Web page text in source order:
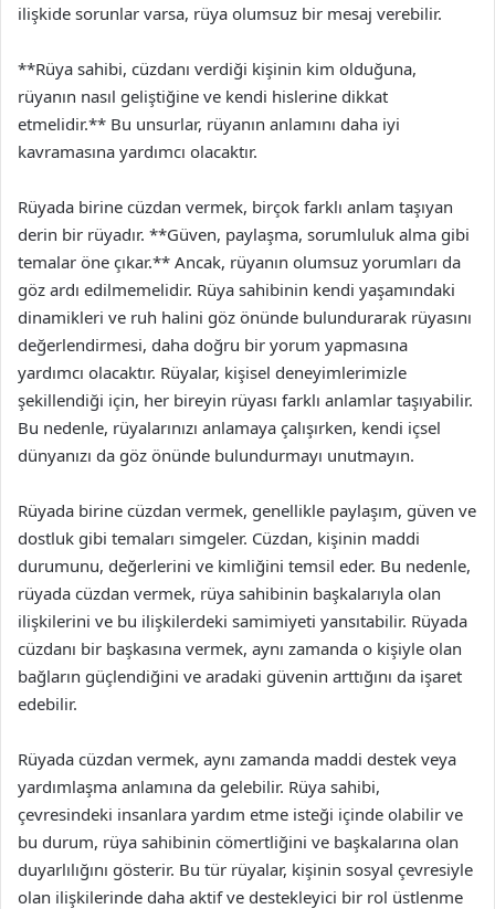
ilişkide sorunlar varsa, rüya olumsuz bir mesaj verebilir.
**Rüya sahibi, cüzdanı verdiği kişinin kim olduğuna,
rüyanın nasıl geliştiğine ve kendi hislerine dikkat
etmelidir.** Bu unsurlar, rüyanın anlamını daha iyi
kavramasına yardımcı olacaktır.
Rüyada birine cüzdan vermek, birçok farklı anlam taşıyan
derin bir rüyadır. **Güven, paylaşma, sorumluluk alma gibi
temalar öne çıkar.** Ancak, rüyanın olumsuz yorumları da
göz ardı edilmemelidir. Rüya sahibinin kendi yaşamındaki
dinamikleri ve ruh halini göz önünde bulundurarak rüyasını
değerlendirmesi, daha doğru bir yorum yapmasına
yardımcı olacaktır. Rüyalar, kişisel deneyimlerimizle
şekillendiği için, her bireyin rüyası farklı anlamlar taşıyabilir.
Bu nedenle, rüyalarınızı anlamaya çalışırken, kendi içsel
dünyanızı da göz önünde bulundurmayı unutmayın.
Rüyada birine cüzdan vermek, genellikle paylaşım, güven ve
dostluk gibi temaları simgeler. Cüzdan, kişinin maddi
durumunu, değerlerini ve kimliğini temsil eder. Bu nedenle,
rüyada cüzdan vermek, rüya sahibinin başkalarıyla olan
ilişkilerini ve bu ilişkilerdeki samimiyeti yansıtabilir. Rüyada
cüzdanı bir başkasına vermek, aynı zamanda o kişiyle olan
bağların güçlendiğini ve aradaki güvenin arttığını da işaret
edebilir.
Rüyada cüzdan vermek, aynı zamanda maddi destek veya
yardımlaşma anlamına da gelebilir. Rüya sahibi,
çevresindeki insanlara yardım etme isteği içinde olabilir ve
bu durum, rüya sahibinin cömertliğini ve başkalarına olan
duyarlılığını gösterir. Bu tür rüyalar, kişinin sosyal çevresiyle
olan ilişkilerinde daha aktif ve destekleyici bir rol üstlenme